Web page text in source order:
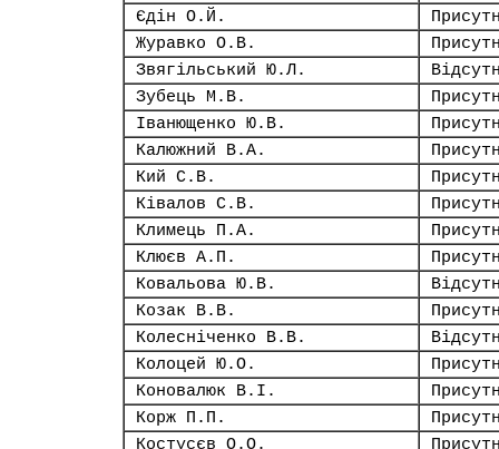
Єдін О.Й.
Журавко О.В.
Звягільський Ю.Л.
Зубець М.В.
Іванющенко Ю.В.
Калюжний В.А.
Кий С.В.
Ківалов С.В.
Климець П.А.
Клюєв А.П.
Ковальова Ю.В.
Козак В.В.
Колесніченко В.В.
Колоцей Ю.О.
Коновалюк В.І.
Корж П.П.
Костусєв О.О.